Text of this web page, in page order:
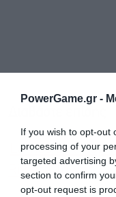
PowerGame.gr -
If you wish to opt-out
processing of your
targeted advertising
section to confirm
opt-out request is
Lamda
Riviera Tower